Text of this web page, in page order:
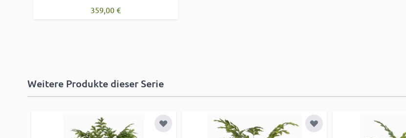
359,00 €
Weitere Produkte dieser Serie
Zur Wunschliste hinzufügen Zur Wunschliste hinzufügen